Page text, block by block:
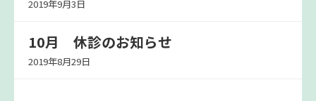
2019年9月3日
10月 休診のお知らせ
2019年8月29日